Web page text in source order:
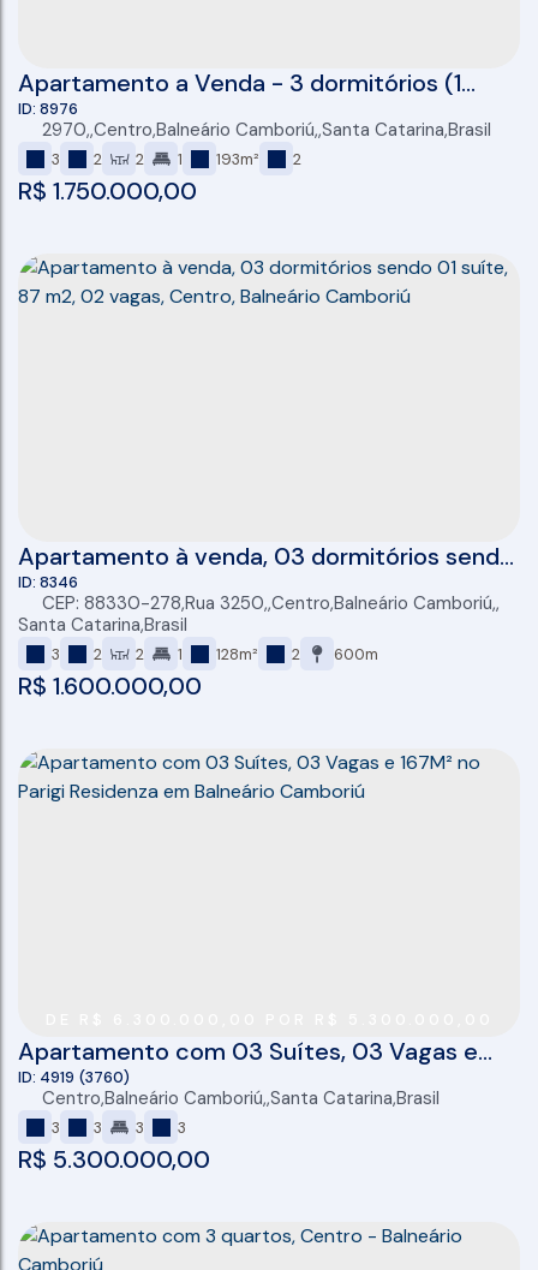
Apartamento a Venda - 3 dormitórios (1
suíte + 2 ) - 2 vagas de garagem individuais -
Sacada com Churrasqueira - 104 m2
privativos- Balneario Camboriú - Centro
R$ 1.750.000,00
8976
2970 ,Centro,Balneário Camboriú ,Santa Catarina,Brasil
3 2 2 1 193m² 2
Apartamento à venda, 03 dormitórios sendo
01 suíte, 87 m2, 02 vagas, Centro, Balneário
Camboriú
R$ 1.600.000,00
8346
CEP: 88330-278,Rua 3250 ,Centro,Balneário Camboriú ,
Santa Catarina,Brasil
3 2 2 1 128m² 2 600m
Apartamento com 03 Suítes, 03 Vagas e
167M² no Parigi Residenza em Balneário
Camboriú
R$ 5.300.000,00
4919 (3760)
Centro,Balneário Camboriú ,Santa Catarina,Brasil
3 3 3 3